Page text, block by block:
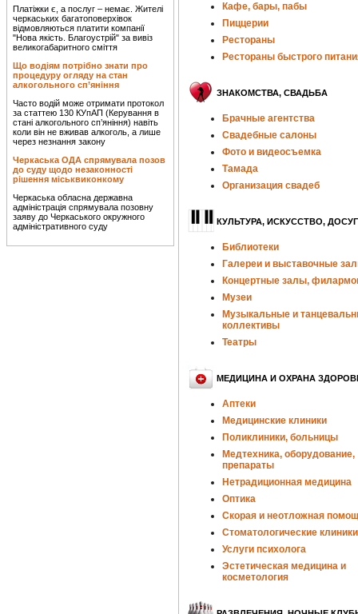
Платіжки є, а послуг – немає. Жителі
черкаських багатоповерхівок
відмовляються платити компанії
"Нова якість. Благоустрій" за вивіз
великогабаритного сміття
Що водіям потрібно знати про
процедуру огляду на стан
алкогольного сп’яніння
Часто водій може отримати протокол
за статтею 130 КУпАП (Керування в
стані алкогольного сп’яніння) навіть
коли він не вживав алкоголь, а лише
через незнання закону
Черкаська ОДА спрямувала позов
до суду щодо незаконності
рішення міськвиконкому
Черкаська обласна державна
адміністрація спрямувала позовну
заяву до Черкаського окружного
адміністративного суду
Кафе, бары, пабы
Пиццерии
Рестораны
Рестораны быстрого
ЗНАКОМСТВА, СВАДЬБА
Брачные агентства
Свадебные салоны
Фото и видеосъемка
Тамада
Организация свадеб
КУЛЬТУРА, ИСКУССТВО, ДОСУГ
Библиотеки
Галереи и выставочные
Концертные залы,
Музеи
Музыкальные и
коллективы
Театры
МЕДИЦИНА И ОХРАНА
Аптеки
Медицинские клиники
Поликлиники, больницы
Медтехника, оборудование,
препараты
Нетрадиционная медицина
Оптика
Скорая и неотложная
Стоматологические клиники
Услуги психолога
Эстетическая медицина и
косметология